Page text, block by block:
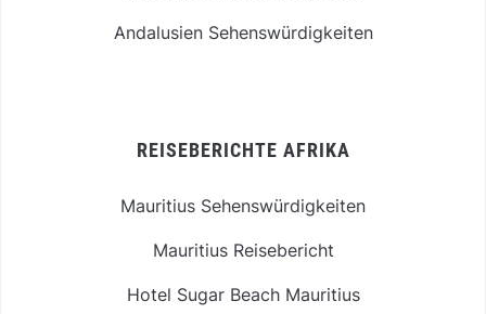
Andalusien Sehenswürdigkeiten
REISEBERICHTE AFRIKA
Mauritius Sehenswürdigkeiten
Mauritius Reisebericht
Hotel Sugar Beach Mauritius